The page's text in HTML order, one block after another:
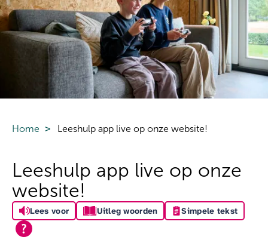
Home Leeshulp app live op onze website!
Leeshulp app live op onze
website!
Lees voor Uitleg woorden Simpele tekst